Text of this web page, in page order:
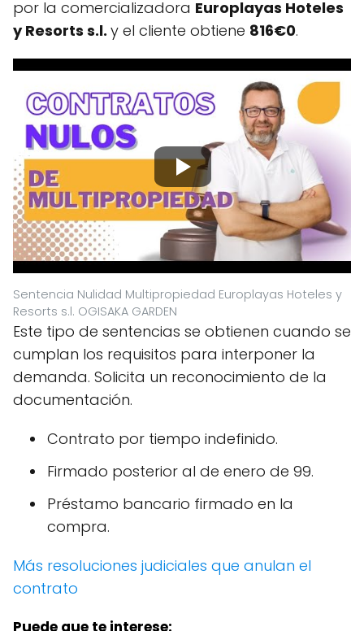
por la comercializadora Europlayas Hoteles
y Resorts s.l. y el cliente obtiene 816€0.
Sentencia Nulidad Multipropiedad Europlayas Hoteles y
Resorts s.l. OGISAKA GARDEN
Este tipo de sentencias se obtienen cuando se
cumplan los requisitos para interponer la
demanda. Solicita un reconocimiento de la
documentación.
Contrato por tiempo indefinido.
Firmado posterior al de enero de 99.
Préstamo bancario firmado en la
compra.
Más resoluciones judiciales que anulan el
contrato
Puede que te interese: